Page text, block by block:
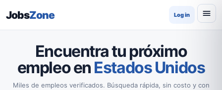
JobsZone Log in
Encuentra tu próximo
empleo en Estados Unidos
Miles de empleos verificados. Búsqueda rápida, sin costo y con